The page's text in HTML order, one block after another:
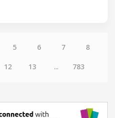
5 6 7 8
12 13 ... 783